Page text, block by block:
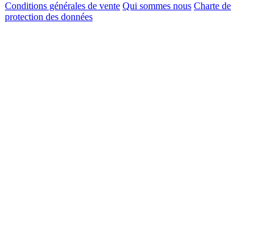
Conditions générales de vente Qui sommes nous Charte de
protection des données